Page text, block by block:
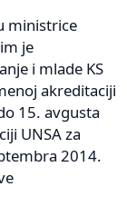
ministrice
je
i mlade KS
akreditaciji
15. avgusta
UNSA za
2014.